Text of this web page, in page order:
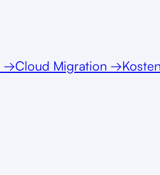
→Cloud Migration →